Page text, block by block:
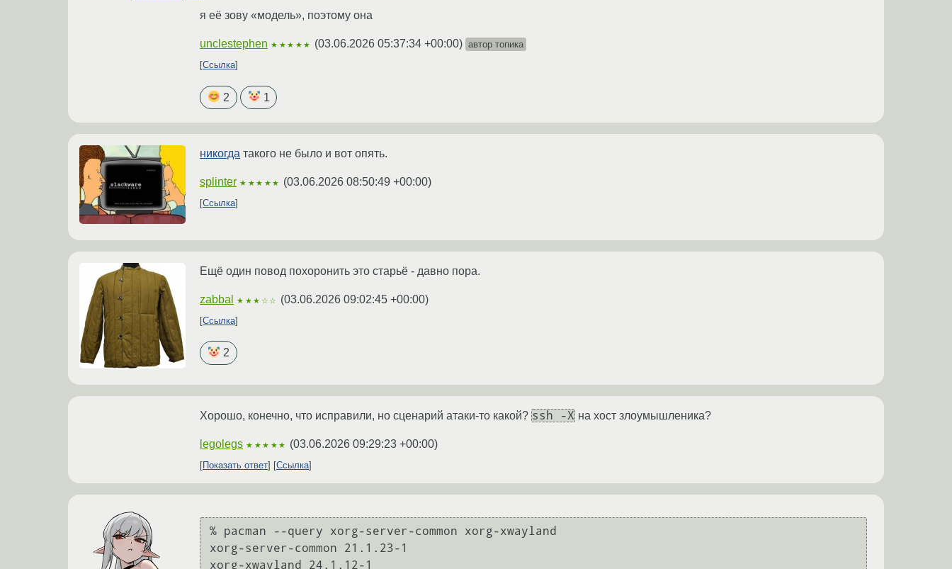
я её зову «модель», поэтому она
unclestephen ★★★★★ (03.06.2026 05:37:34 +00:00) автор топика
Ссылка
2 1
никогда такого не было и вот опять.
splinter ★★★★★ (03.06.2026 08:50:49 +00:00)
Ссылка
Ещё один повод похоронить это старьё - давно пора.
zabbal ★★★☆☆ (03.06.2026 09:02:45 +00:00)
Ссылка
2
Хорошо, конечно, что исправили, но сценарий атаки-то какой? ssh -X на хост злоумышленика?
legolegs ★★★★★ (03.06.2026 09:29:23 +00:00)
Показать ответ Ссылка
% pacman --query xorg-server-common xorg-xwayland
xorg-server-common 21.1.23-1